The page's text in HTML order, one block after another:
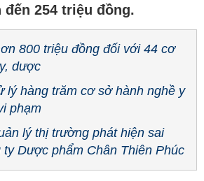
254 triệu đồng.
800 triệu đồng đối với 44 cơ
dược
lý hàng trăm cơ sở hành nghề y
phạm
lý thị trường phát hiện sai
ty Dược phẩm Chân Thiên Phúc